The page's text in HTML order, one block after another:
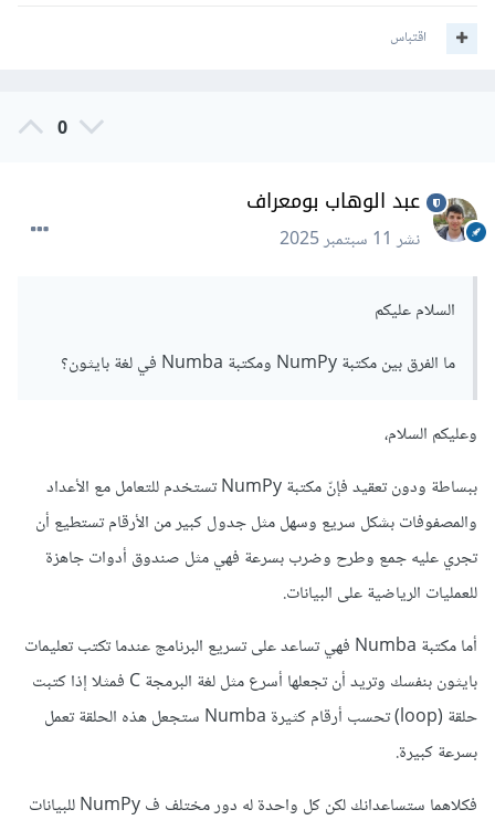
اقتباس
0
عبد الوهاب بومعراف
نشر11 سبتمبر 2025
السلام عليكم
ما الفرق بين مكتبة NumPy ومكتبة Numba في لغة بايثون؟
وعليكم السلام،
ببساطة ودون تعقيد فإنّ مكتبة NumPy تستخدم للتعامل مع الأعداد
والمصفوفات بشكل سريع وسهل مثل جدول كبير من الأرقام تستطيع أن
تجري عليه جمع وطرح وضرب بسرعة فهي مثل صندوق أدوات جاهزة
للعمليات الرياضية على البيانات.
أما مكتبة Numba فهي تساعد على تسريع البرنامج عندما تكتب تعليمات
بايثون بنفسك وتريد أن تجعلها أسرع مثل لغة البرمجة C فمثلا إذا كتبت
حلقة (loop) تحسب أرقام كثيرة Numba ستجعل هذه الحلقة تعمل
بسرعة كبيرة.
فكلاهما ستساعدانك لكن كل واحدة له دور مختلف ف NumPy للبيانات